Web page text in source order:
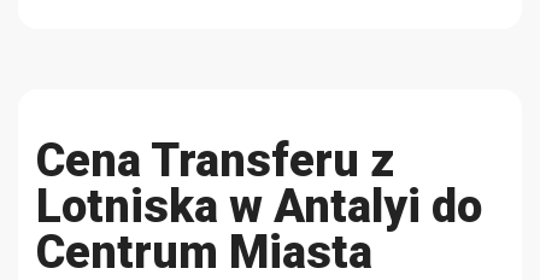
Cena Transferu z
Lotniska w Antalyi do
Centrum Miasta